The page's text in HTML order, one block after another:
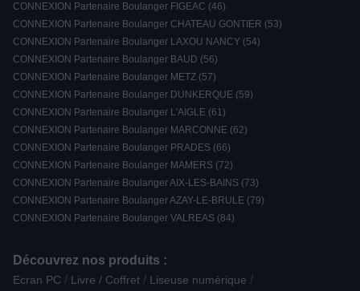
CONNEXION Partenaire Boulanger FIGEAC (46)
CONNEXION Partenaire Boulanger CHATEAU GONTIER (53)
CONNEXION Partenaire Boulanger LAXOU NANCY (54)
CONNEXION Partenaire Boulanger BAUD (56)
CONNEXION Partenaire Boulanger METZ (57)
CONNEXION Partenaire Boulanger DUNKERQUE (59)
CONNEXION Partenaire Boulanger L'AIGLE (61)
CONNEXION Partenaire Boulanger MARCONNE (62)
CONNEXION Partenaire Boulanger PRADES (66)
CONNEXION Partenaire Boulanger MAMERS (72)
CONNEXION Partenaire Boulanger AIX-LES-BAINS (73)
CONNEXION Partenaire Boulanger AZAY-LE-BRULE (79)
CONNEXION Partenaire Boulanger VALREAS (84)
Découvrez nos produits :
Ecran PC / Livre / Coffret / Liseuse numérique /